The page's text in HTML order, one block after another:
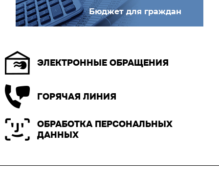
Бюджет для граждан
ЭЛЕКТРОННЫЕ ОБРАЩЕНИЯ
ГОРЯЧАЯ ЛИНИЯ
ОБРАБОТКА ПЕРСОНАЛЬНЫХ
ДАННЫХ